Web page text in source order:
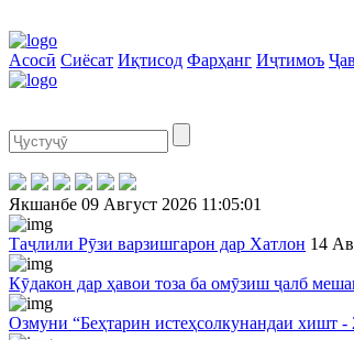
Асосӣ Сиёсат Иқтисод Фарҳанг Иҷтимоъ
Якшанбе 09 Август 2026 11:05:02
Таҷлили Рӯзи варзишгарон дар Хатлон 14
Кӯдакон дар ҳавои тоза ба омӯзиш ҷалб
Озмуни “Беҳтарин истеҳсолкунандаи хишт -